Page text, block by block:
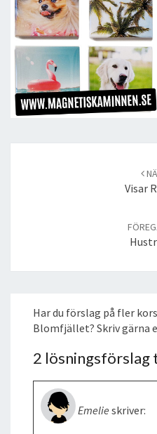
Visar
Har du förslag på fler
Blomfjället? Skriv gärna
2 lösningsförslag
Emelie skriver: